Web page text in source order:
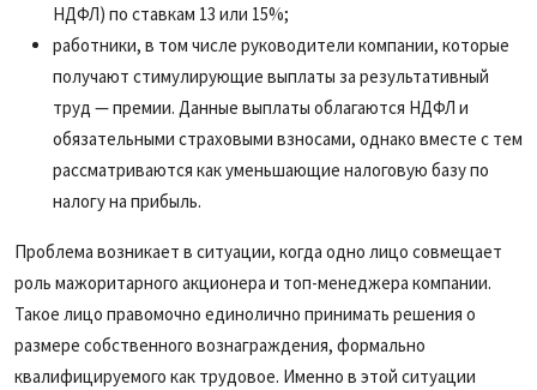
НДФЛ) по ставкам 13 или 15%;
работники, в том числе руководители компании, которые
получают стимулирующие выплаты за результативный
труд — премии. Данные выплаты облагаются НДФЛ и
обязательными страховыми взносами, однако вместе с тем
рассматриваются как уменьшающие налоговую базу по
налогу на прибыль.
Проблема возникает в ситуации, когда одно лицо совмещает
роль мажоритарного акционера и топ-менеджера компании.
Такое лицо правомочно единолично принимать решения о
размере собственного вознаграждения, формально
квалифицируемого как трудовое. Именно в этой ситуации